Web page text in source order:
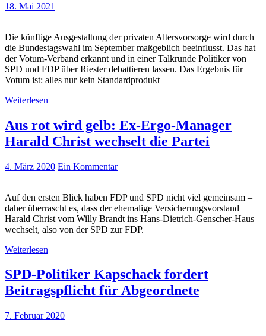
18. Mai 2021
Die künftige Ausgestaltung der privaten Altersvorsorge wird durch
die Bundestagswahl im September maßgeblich beeinflusst. Das hat
der Votum-Verband erkannt und in einer Talkrunde Politiker von
SPD und FDP über Riester debattieren lassen. Das Ergebnis für
Votum ist: alles nur kein Standardprodukt
Weiterlesen
Aus rot wird gelb: Ex-Ergo-Manager
Harald Christ wechselt die Partei
4. März 2020 Ein Kommentar
Auf den ersten Blick haben FDP und SPD nicht viel gemeinsam –
daher überrascht es, dass der ehemalige Versicherungsvorstand
Harald Christ vom Willy Brandt ins Hans-Dietrich-Genscher-Haus
wechselt, also von der SPD zur FDP.
Weiterlesen
SPD-Politiker Kapschack fordert
Beitragspflicht für Abgeordnete
7. Februar 2020